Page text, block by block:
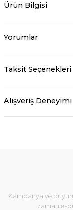
Ürün Bilgisi
Yorumlar
Taksit Seçenekleri
Alışveriş Deneyimi
Kampanya ve
zaman e-